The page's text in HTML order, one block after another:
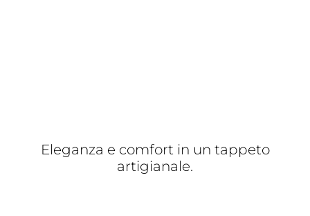
Eleganza e comfort in un tappeto
artigianale.